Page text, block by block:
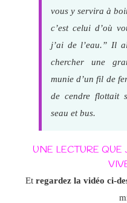
vous y servira à
c’est celui d’où
j’ai de l’eau.” Il
chercher une
munie d’un fil de
de cendre flottait
seau et bus.
UNE LECTURE
Et regardez la vidéo ci-